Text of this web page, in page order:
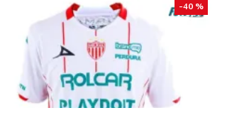
-40 %